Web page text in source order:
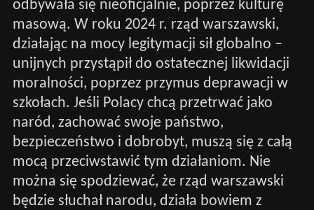
odbywała się nieoficjalnie, poprzez kulturę
masową. W roku 2024 r. rząd warszawski,
działając na mocy legitymacji sił globalno –
unijnych przystąpił do ostatecznej likwidacji
moralności, poprzez przymus deprawacji w
szkołach. Jeśli Polacy chcą przetrwać jako
naród, zachować swoje państwo,
bezpieczeństwo i dobrobyt, muszą się z całą
mocą przeciwstawić tym działaniom. Nie
można się spodziewać, że rząd warszawski
będzie słuchał narodu, działa bowiem z